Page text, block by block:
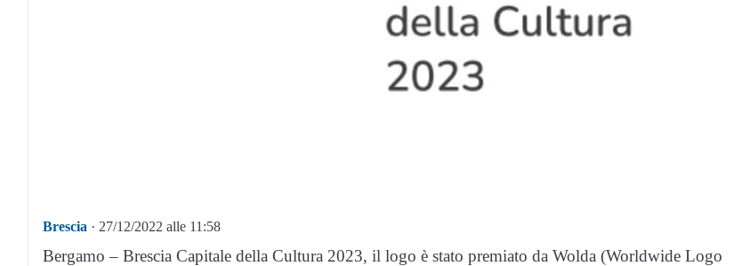
Brescia · 27/12/2022 alle 11:58
Bergamo – Brescia Capitale della Cultura 2023, il logo è stato premiato da Wolda (Worldwide Logo